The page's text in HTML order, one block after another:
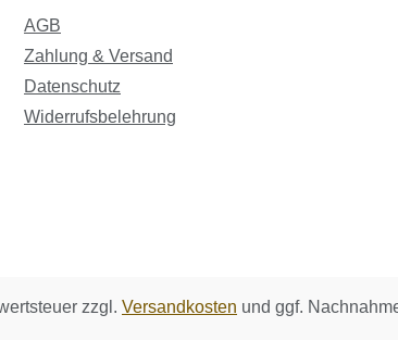
AGB
Zahlung & Versand
Datenschutz
Widerrufsbelehrung
zzgl. Versandkosten und ggf.